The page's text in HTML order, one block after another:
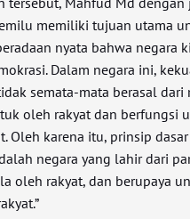
memiliki tujuan utama
nyata bahwa negara
Dalam negara ini,
semata-mata berasal dari
oleh rakyat dan berfungsi
Oleh karena itu, prinsip
negara yang lahir dari
oleh rakyat, dan berupaya